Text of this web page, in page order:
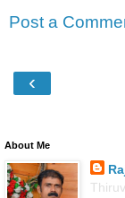
Post a
‹
About Me